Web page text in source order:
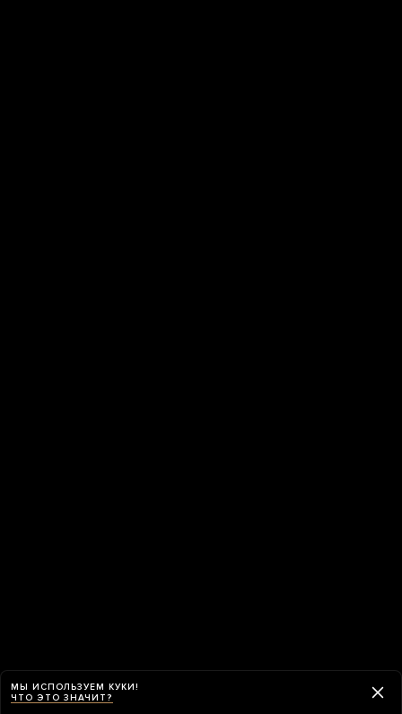
МЫ ИСПОЛЬЗУЕМ КУКИ!
ЧТО ЭТО ЗНАЧИТ?